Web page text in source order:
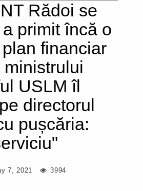
Rădoi se
primit încă o
financiar
USLM îl
directorul
pușcăria:
7, 2021 3994